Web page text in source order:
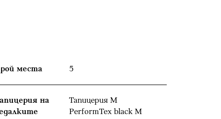
места 5
на
Тапицерия M
PerformTex black M